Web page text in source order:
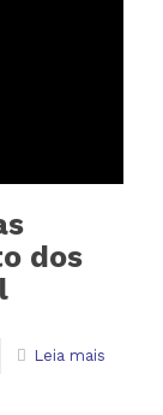
dos
Leia mais